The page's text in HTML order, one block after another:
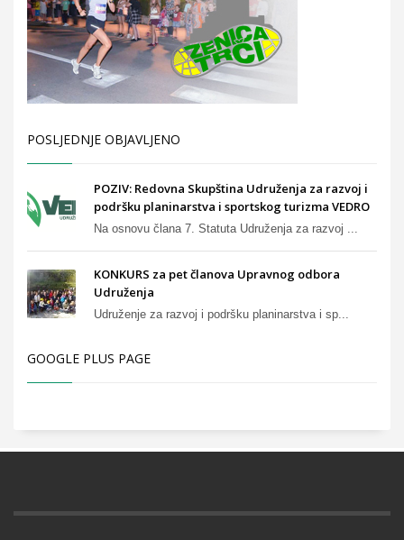
POSLJEDNJE OBJAVLJENO
POZIV: Redovna Skupština Udruženja za razvoj i
podršku planinarstva i sportskog turizma VEDRO
Na osnovu člana 7. Statuta Udruženja za razvoj ...
KONKURS za pet članova Upravnog odbora
Udruženja
Udruženje za razvoj i podršku planinarstva i sp...
GOOGLE PLUS PAGE